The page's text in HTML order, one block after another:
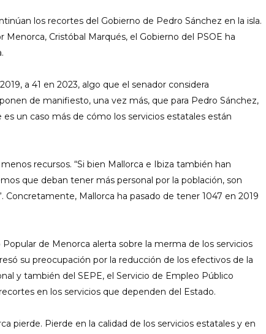
los recortes del Gobierno de Pedro Sánchez en la isla.
Cristóbal Marqués, el Gobierno del PSOE ha
a 41 en 2023, algo que el senador considera
de manifiesto, una vez más, que para Pedro Sánchez,
un caso más de cómo los servicios estatales están
recursos. “Si bien Mallorca e Ibiza también han
que deban tener más personal por la población, son
Concretamente, Mallorca ha pasado de tener 1047 en 2019
de Menorca alerta sobre la merma de los servicios
su preocupación por la reducción de los efectivos de la
y también del SEPE, el Servicio de Empleo Público
en los servicios que dependen del Estado.
pierde. Pierde en la calidad de los servicios estatales y en